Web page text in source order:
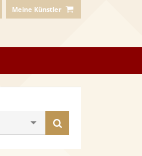
Meine Künstler
finden